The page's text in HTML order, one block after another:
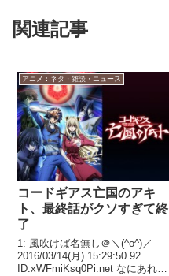
関連記事
アニメ：ネタ・雑談・ニュース
コードギアス亡国のアキ
ト、最終話がクソすぎて終
了
1: 風吹けば名無し＠＼(^o^)／
2016/03/14(月) 15:29:50.92
ID:xWFmiKsq0Pi.net なにあれ…